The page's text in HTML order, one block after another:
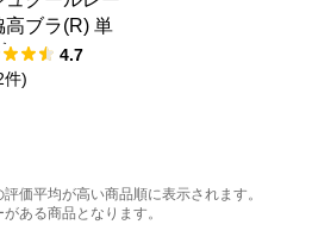
高ブラ(R) 単
ラジャー
4.7
件)
価平均が高い商品順に表示されます。
ある商品となります。